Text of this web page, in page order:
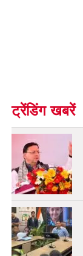
ट्रेंडिंग खबरें